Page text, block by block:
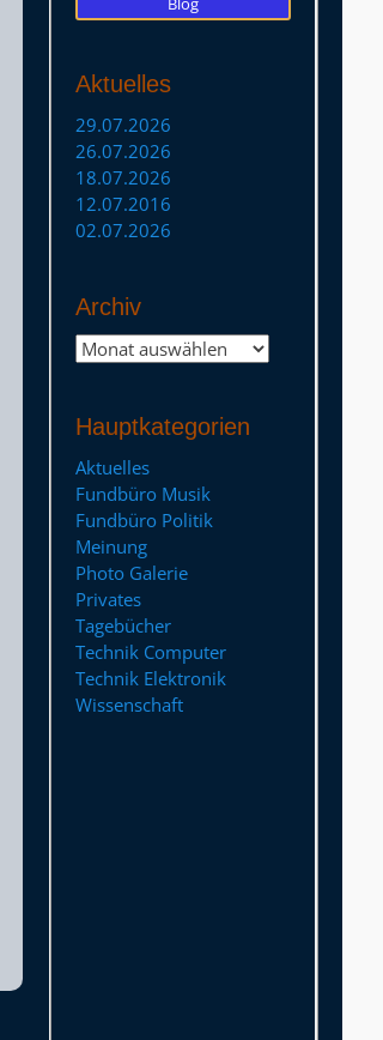
Blog
Aktuelles
29.07.2026
26.07.2026
18.07.2026
12.07.2016
02.07.2026
Archiv
Archiv
Hauptkategorien
Aktuelles
Fundbüro Musik
Fundbüro Politik
Meinung
Photo Galerie
Privates
Tagebücher
Technik Computer
Technik Elektronik
Wissenschaft